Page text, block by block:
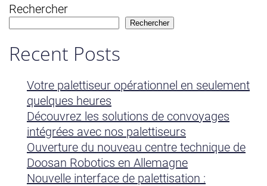
Rechercher
Rechercher
Recent Posts
Votre palettiseur opérationnel en seulement
quelques heures
Découvrez les solutions de convoyages
intégrées avec nos palettiseurs
Ouverture du nouveau centre technique de
Doosan Robotics en Allemagne
Nouvelle interface de palettisation :